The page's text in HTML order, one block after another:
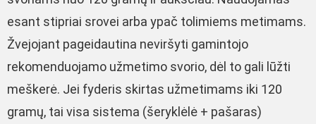
esant stipriai srovei arba ypač tolimiems metimams.
Žvejojant pageidautina neviršyti gamintojo
rekomenduojamo užmetimo svorio, dėl to gali lūžti
meškerė. Jei fyderis skirtas užmetimams iki 120
gramų, tai visa sistema (šeryklėlė + pašaras)